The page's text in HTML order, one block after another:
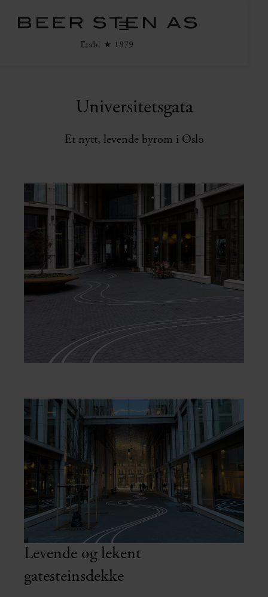
Universitetsgata
Et nytt, levende byrom i Oslo
Levende og lekent
gatesteinsdekke